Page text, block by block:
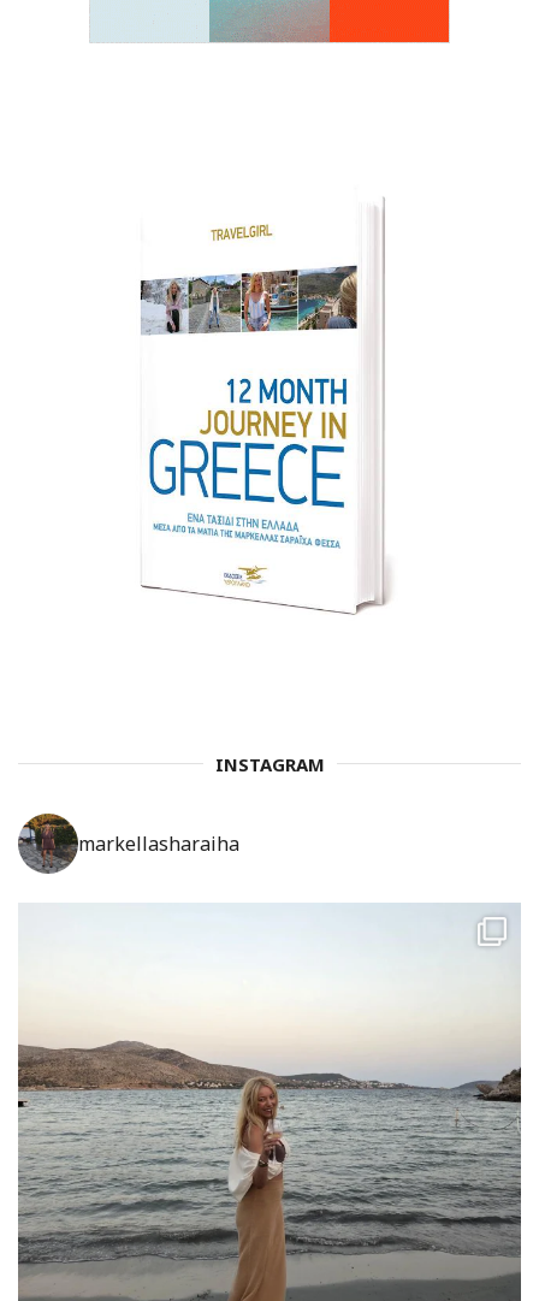
INSTAGRAM
markellasharaiha